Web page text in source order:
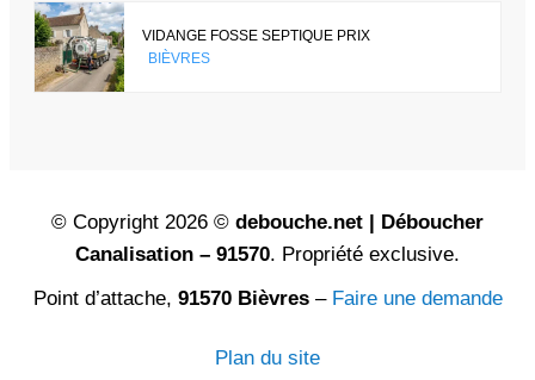
VIDANGE FOSSE SEPTIQUE PRIX
BIÈVRES
© Copyright 2026 © debouche.net | Déboucher
Canalisation – 91570. Propriété exclusive.
Point d’attache, 91570 Bièvres– Faire une demande
Plan du site